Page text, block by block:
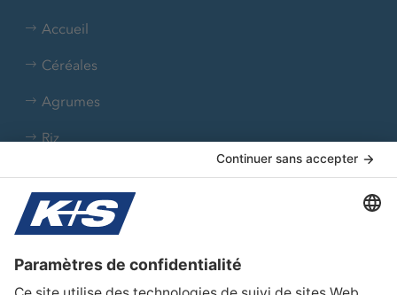
Accueil
Céréales
Agrumes
Riz
Colza